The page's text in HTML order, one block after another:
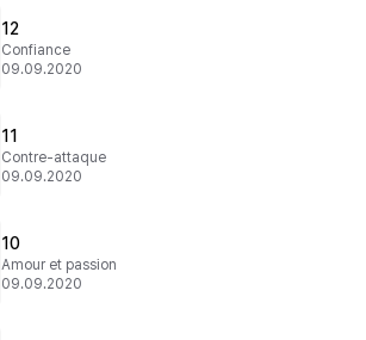
12
Confiance
09.09.2020
11
Contre-attaque
09.09.2020
10
Amour et passion
09.09.2020